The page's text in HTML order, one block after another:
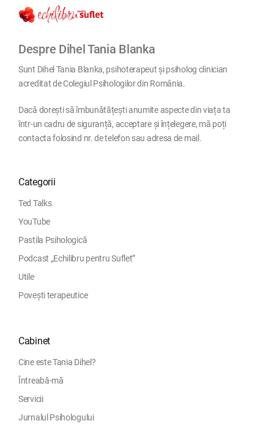
Despre Dihel Tania Blanka
Sunt Dihel Tania Blanka, psihoterapeut și psiholog clinician
acreditat de Colegiul Psihologilor din România.
Dacă dorești să îmbunătățești anumite aspecte din viața ta
într-un cadru de siguranță, acceptare și înțelegere, mă poți
contacta folosind nr. de telefon sau adresa de mail.
Categorii
Ted Talks
YouTube
Pastila Psihologică
Podcast „Echilibru pentru Suflet”
Utile
Povești terapeutice
Cabinet
Cine este Tania Dihel?
Întreabă-mă
Servicii
Jurnalul Psihologului